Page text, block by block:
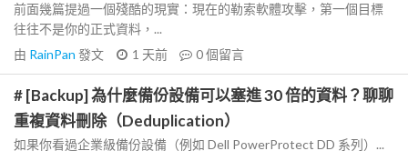
前面幾篇提過一個殘酷的現實：現在的勒索軟體攻擊，第一個目標
往往不是你的正式資料，...
由 RainPan 發文 1 天前 0個留言
# [Backup] 為什麼備份設備可以塞進 30 倍的資料？聊聊
重複資料刪除（Deduplication）
如果你看過企業級備份設備（例如 Dell PowerProtect DD 系列）...